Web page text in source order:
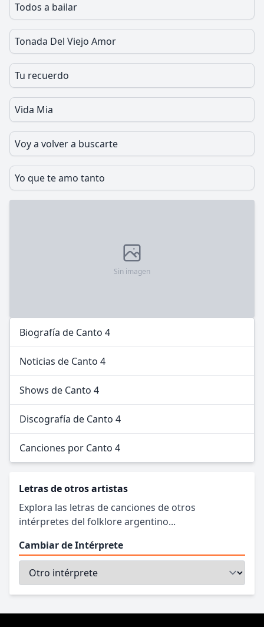
Todos a bailar
Tonada Del Viejo Amor
Tu recuerdo
Vida Mia
Voy a volver a buscarte
Yo que te amo tanto
Sin imagen
Biografía de Canto 4
Noticias de Canto 4
Shows de Canto 4
Discografía de Canto 4
Canciones por Canto 4
Letras de otros artistas
Explora las letras de canciones de otros
intérpretes del folklore argentino...
Cambiar de Intérprete